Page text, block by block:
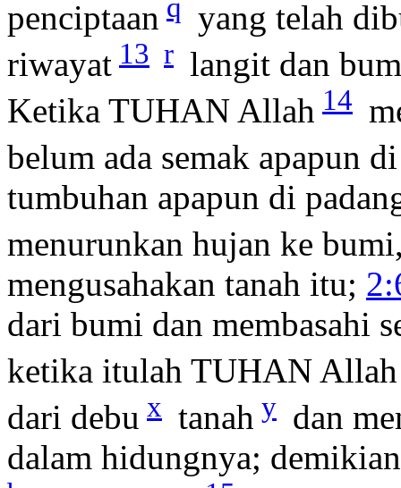
penciptaan q yang telah
riwayat 13 r langit dan
Ketika TUHAN Allah 14
belum ada semak apapun
tumbuhan apapun di
menurunkan hujan ke
mengusahakan tanah itu;
dari bumi dan membasahi
ketika itulah TUHAN Allah
dari debu x tanah y dan
dalam hidungnya;